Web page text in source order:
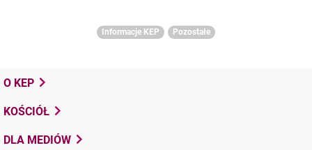
Informacje KEP Pozostałe
O KEP
KOŚCIÓŁ
DLA MEDIÓW